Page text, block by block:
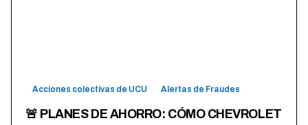
Acciones colectivas de UCU Alertas de Fraudes
🚨 PLANES DE AHORRO: CÓMO CHEVROLET